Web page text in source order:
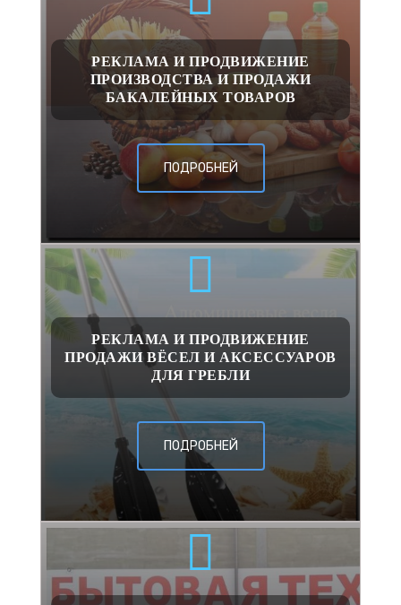
РЕКЛАМА И ПРОДВИЖЕНИЕ
ПРОИЗВОДСТВА И ПРОДАЖИ
БАКАЛЕЙНЫХ ТОВАРОВ
ПОДРОБНЕЙ
РЕКЛАМА И ПРОДВИЖЕНИЕ
ПРОДАЖИ ВЁСЕЛ И АКСЕССУАРОВ
ДЛЯ ГРЕБЛИ
ПОДРОБНЕЙ